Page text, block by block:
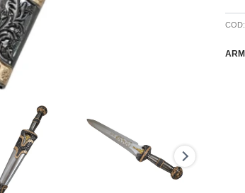
COD: